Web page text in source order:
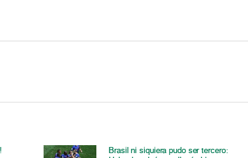
Brasil ni siquiera pudo ser tercero: